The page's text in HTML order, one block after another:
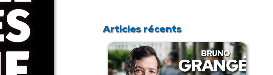
Articles récents